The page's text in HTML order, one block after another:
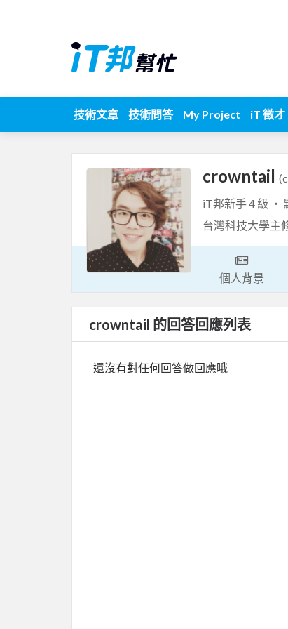
技術文章 技術問答 My Project iT 徵才
crowntail
iT邦新手 4 級 ‧
台灣科技大學主
個人背景
crowntail 的回答回應列表
還沒有對任何回答做回應哦